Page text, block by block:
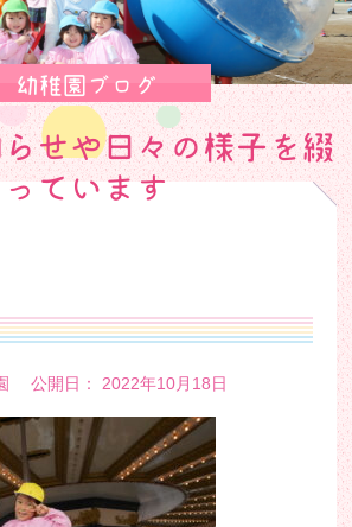
幼稚園ブログ
せや日々の様子を綴
っています
公開日： 2022年10月18日